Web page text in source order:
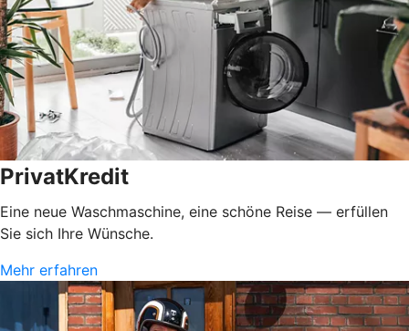
PrivatKredit
Eine neue Waschmaschine, eine schöne Reise — erfüllen
Sie sich Ihre Wünsche.
Mehr erfahren